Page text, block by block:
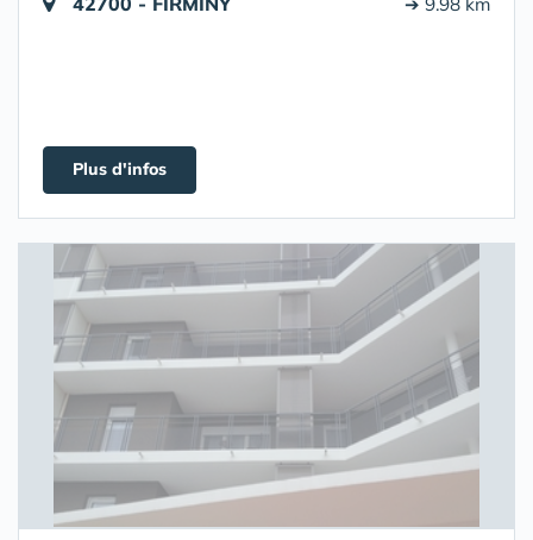
Plus d'infos